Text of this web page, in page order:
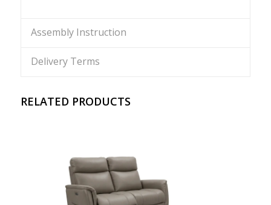
Assembly Instruction
Delivery Terms
RELATED PRODUCTS